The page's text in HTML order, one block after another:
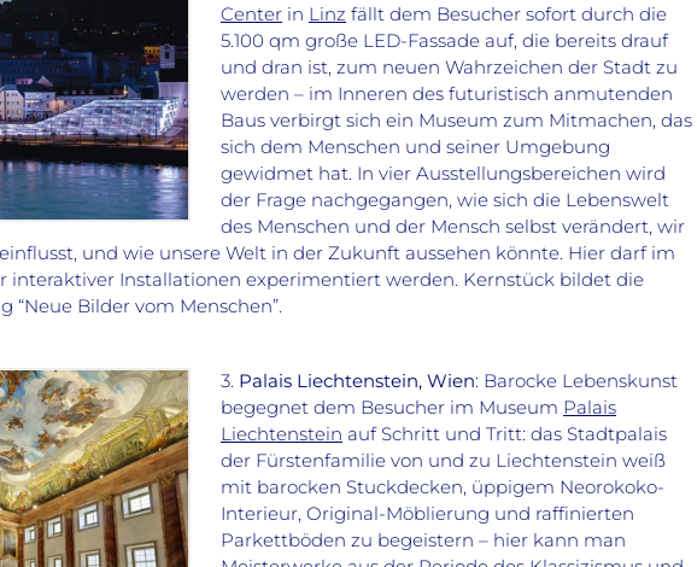
Center in Linz fällt dem Besucher sofort durch die
5.100 qm große LED-Fassade auf, die bereits drauf
und dran ist, zum neuen Wahrzeichen der Stadt zu
werden – im Inneren des futuristisch anmutenden
Baus verbirgt sich ein Museum zum Mitmachen, das
sich dem Menschen und seiner Umgebung
gewidmet hat. In vier Ausstellungsbereichen wird
der Frage nachgegangen, wie sich die Lebenswelt
des Menschen und der Mensch selbst verändert, wir
und wie unsere Welt in der Zukunft aussehen könnte. Hier darf im
interaktiver Installationen experimentiert werden. Kernstück bildet die
“Neue Bilder vom Menschen”.
3. Palais Liechtenstein, Wien: Barocke Lebenskunst
begegnet dem Besucher im Museum Palais
Liechtenstein auf Schritt und Tritt: das Stadtpalais
der Fürstenfamilie von und zu Liechtenstein weiß
mit barocken Stuckdecken, üppigem Neorokoko-
Interieur, Original-Möblierung und raffinierten
Parkettböden zu begeistern – hier kann man